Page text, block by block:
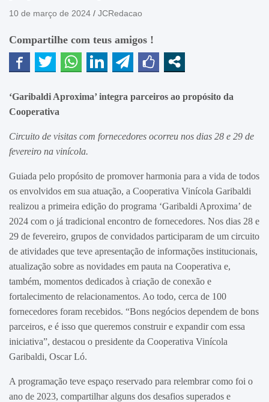
10 de março de 2024 JCRedacao
Compartilhe com teus amigos !
‘Garibaldi Aproxima’ integra parceiros ao propósito da
Cooperativa
Circuito de visitas com fornecedores ocorreu nos dias 28 e 29 de
fevereiro na vinícola.
Guiada pelo propósito de promover harmonia para a vida de todos
os envolvidos em sua atuação, a Cooperativa Vinícola Garibaldi
realizou a primeira edição do programa ‘Garibaldi Aproxima’ de
2024 com o já tradicional encontro de fornecedores. Nos dias 28 e
29 de fevereiro, grupos de convidados participaram de um circuito
de atividades que teve apresentação de informações institucionais,
atualização sobre as novidades em pauta na Cooperativa e,
também, momentos dedicados à criação de conexão e
fortalecimento de relacionamentos. Ao todo, cerca de 100
fornecedores foram recebidos. “Bons negócios dependem de bons
parceiros, e é isso que queremos construir e expandir com essa
iniciativa”, destacou o presidente da Cooperativa Vinícola
Garibaldi, Oscar Ló.
A programação teve espaço reservado para relembrar como foi o
ano de 2023, compartilhar alguns dos desafios superados e